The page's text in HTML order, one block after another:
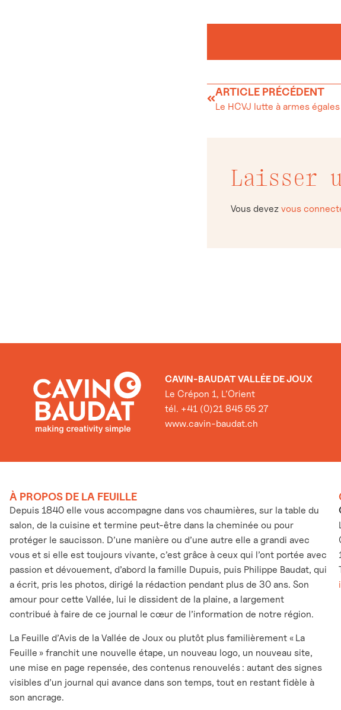
ARTICLE PRÉCÉDENT
Le HCVJ lutte à armes
Laisser
Vous devez vous
CAVIN-BAUDAT VALLÉE DE JOUX
Le Crépon 1, L’Orient
tél. +41 (0)21 845 55 27
www.cavin-baudat.ch
À PROPOS DE LA FEUILLE
Depuis 1840 elle vous accompagne dans vos chaumières, sur la table du
salon, de la cuisine et termine peut-être dans la cheminée ou pour
protéger le saucisson. D’une manière ou d’une autre elle a grandi avec
vous et si elle est toujours vivante, c’est grâce à ceux qui l’ont portée avec
passion et dévouement, d’abord la famille Dupuis, puis Philippe Baudat, qui
a écrit, pris les photos, dirigé la rédaction pendant plus de 30 ans. Son
amour pour cette Vallée, lui le dissident de la plaine, a largement
contribué à faire de ce journal le cœur de l’information de notre région.
La Feuille d’Avis de la Vallée de Joux ou plutôt plus familièrement « La
Feuille » franchit une nouvelle étape, un nouveau logo, un nouveau site,
une mise en page repensée, des contenus renouvelés : autant des signes
visibles d’un journal qui avance dans son temps, tout en restant fidèle à
son ancrage.